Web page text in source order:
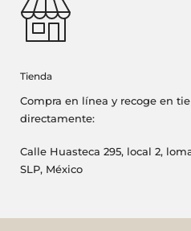
Tienda
Compra en línea y recoge en
directamente:
Calle Huasteca 295, local 2,
SLP, México